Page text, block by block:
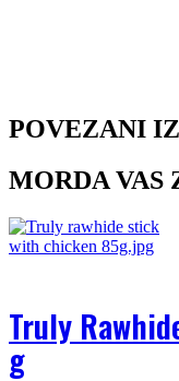
POVEZANI
MORDA VAS
Truly
g